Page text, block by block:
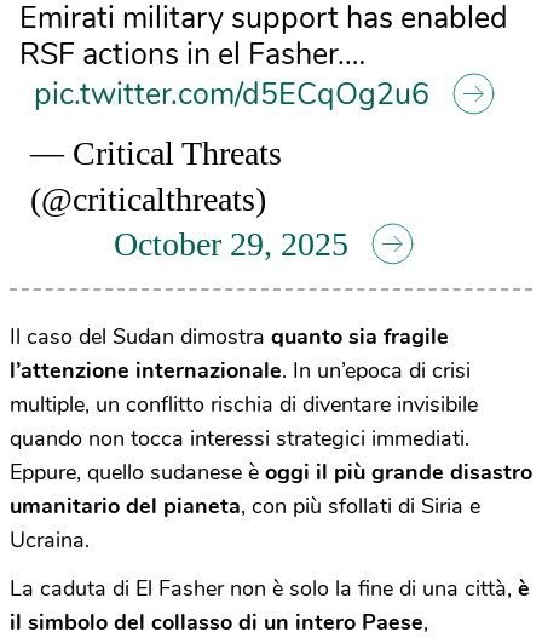
Emirati military support has enabled
RSF actions in el Fasher.…
pic.twitter.com/d5ECqOg2u6
— Critical Threats
(@criticalthreats)
October 29, 2025
Il caso del Sudan dimostra quanto sia fragile
l’attenzione internazionale. In un’epoca di crisi
multiple, un conflitto rischia di diventare invisibile
quando non tocca interessi strategici immediati.
Eppure, quello sudanese è oggi il più grande disastro
umanitario del pianeta, con più sfollati di Siria e
Ucraina.
La caduta di El Fasher non è solo la fine di una città, è
il simbolo del collasso di un intero Paese,